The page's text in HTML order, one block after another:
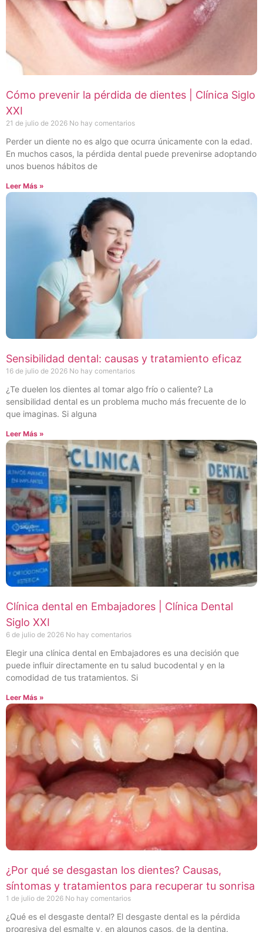
Cómo prevenir la pérdida de dientes | Clínica Siglo
XXI
21 de julio de 2026 No hay comentarios
Perder un diente no es algo que ocurra únicamente con la edad.
En muchos casos, la pérdida dental puede prevenirse adoptando
unos buenos hábitos de
Leer Más »
Sensibilidad dental: causas y tratamiento eficaz
16 de julio de 2026 No hay comentarios
¿Te duelen los dientes al tomar algo frío o caliente? La
sensibilidad dental es un problema mucho más frecuente de lo
que imaginas. Si alguna
Leer Más »
Clínica dental en Embajadores | Clínica Dental
Siglo XXI
6 de julio de 2026 No hay comentarios
Elegir una clínica dental en Embajadores es una decisión que
puede influir directamente en tu salud bucodental y en la
comodidad de tus tratamientos. Si
Leer Más »
¿Por qué se desgastan los dientes? Causas,
síntomas y tratamientos para recuperar tu sonrisa
1 de julio de 2026 No hay comentarios
¿Qué es el desgaste dental? El desgaste dental es la pérdida
progresiva del esmalte y, en algunos casos, de la dentina.